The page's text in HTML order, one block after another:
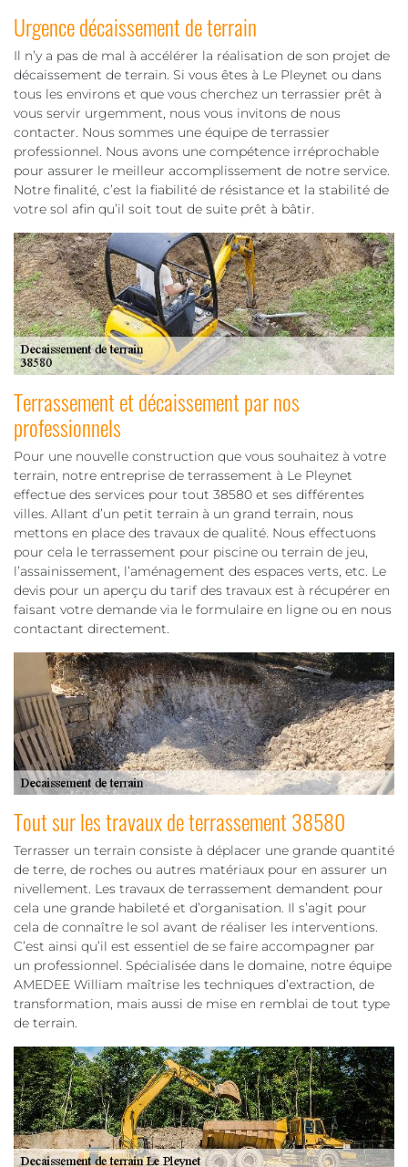
Urgence décaissement de terrain
Il n’y a pas de mal à accélérer la réalisation de son projet de
décaissement de terrain. Si vous êtes à Le Pleynet ou dans
tous les environs et que vous cherchez un terrassier prêt à
vous servir urgemment, nous vous invitons de nous
contacter. Nous sommes une équipe de terrassier
professionnel. Nous avons une compétence irréprochable
pour assurer le meilleur accomplissement de notre service.
Notre finalité, c’est la fiabilité de résistance et la stabilité de
votre sol afin qu’il soit tout de suite prêt à bâtir.
Terrassement et décaissement par nos
professionnels
Pour une nouvelle construction que vous souhaitez à votre
terrain, notre entreprise de terrassement à Le Pleynet
effectue des services pour tout 38580 et ses différentes
villes. Allant d’un petit terrain à un grand terrain, nous
mettons en place des travaux de qualité. Nous effectuons
pour cela le terrassement pour piscine ou terrain de jeu,
l’assainissement, l’aménagement des espaces verts, etc. Le
devis pour un aperçu du tarif des travaux est à récupérer en
faisant votre demande via le formulaire en ligne ou en nous
contactant directement.
Tout sur les travaux de terrassement 38580
Terrasser un terrain consiste à déplacer une grande quantité
de terre, de roches ou autres matériaux pour en assurer un
nivellement. Les travaux de terrassement demandent pour
cela une grande habileté et d’organisation. Il s’agit pour
cela de connaître le sol avant de réaliser les interventions.
C’est ainsi qu’il est essentiel de se faire accompagner par
un professionnel. Spécialisée dans le domaine, notre équipe
AMEDEE William maîtrise les techniques d’extraction, de
transformation, mais aussi de mise en remblai de tout type
de terrain.